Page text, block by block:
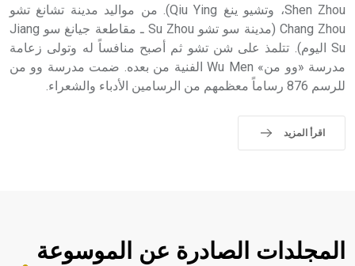
Shen Zhou، وتشيو ينغ Qiu Ying). من مواليد مدينة تشانغ تشو
Chang Zhou (مدينة سو تشو Su Zhou ـ مقاطعة جيانغ سو Jiang
Su اليوم). تتلمذ على شن تشو ثم أصبح منافساً له وتولى زعامة
مدرسة «وو من» Wu Men الفنية من بعده. ضمت مدرسة وو من
للرسم 876 رساماً معظمهم من الرسامين الأدباء والشعراء.
اقرأ المزيد
المجلدات الصادرة عن الموسوعة